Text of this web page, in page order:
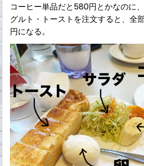
コーヒー単品だと580円とかなのに
グルト・トーストを注文すると、全
円になる。